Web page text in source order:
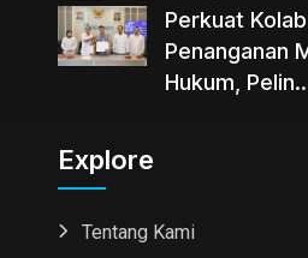
Perkuat
Penanganan
Hukum,
Explore
Tentang Kami